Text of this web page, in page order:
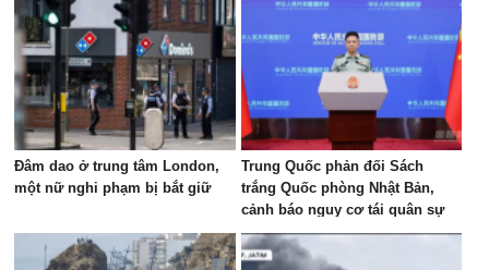
Đâm dao ở trung tâm London,
một nữ nghi phạm bị bắt giữ
Trung Quốc phản đối Sách
trắng Quốc phòng Nhật Bản,
cảnh báo nguy cơ tái quân sự
hóa